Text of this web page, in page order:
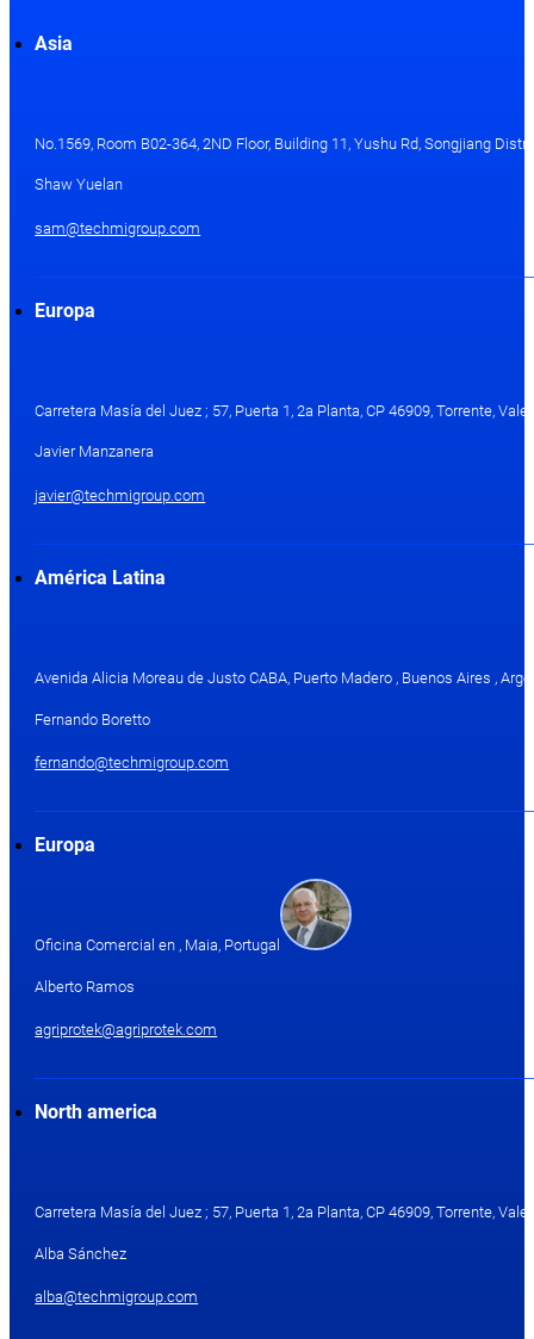
Asia
No.1569, Room B02-364, 2ND Floor, Building 11, Yushu Rd, Songjiang
Shaw Yuelan
sam@techmigroup.com
Europa
Carretera Masía del Juez ; 57, Puerta 1, 2a Planta, CP 46909, Torrente,
Javier Manzanera
javier@techmigroup.com
América Latina
Avenida Alicia Moreau de Justo CABA, Puerto Madero , Buenos Aires ,
Fernando Boretto
fernando@techmigroup.com
Europa
Oficina Comercial en , Maia, Portugal
Alberto Ramos
agriprotek@agriprotek.com
North america
Carretera Masía del Juez ; 57, Puerta 1, 2a Planta, CP 46909, Torrente,
Alba Sánchez
alba@techmigroup.com